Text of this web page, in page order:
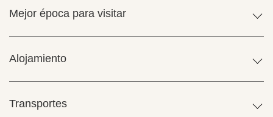
Mejor época para visitar
Alojamiento
Transportes